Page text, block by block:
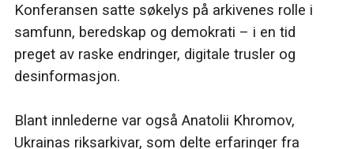
Konferansen satte søkelys på arkivenes rolle i
samfunn, beredskap og demokrati – i en tid
preget av raske endringer, digitale trusler og
desinformasjon.
Blant innlederne var også Anatolii Khromov,
Ukrainas riksarkivar, som delte erfaringer fra